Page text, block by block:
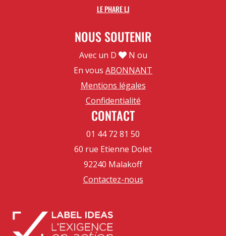
LE PHARE LJ
NOUS SOUTENIR
Avec un D
N ou
En vous ABONNANT
Mentions légales
Confidentialité
CONTACT
01 44 72 81 50
60 rue Etienne Dolet
92240 Malakoff
Contactez-nous